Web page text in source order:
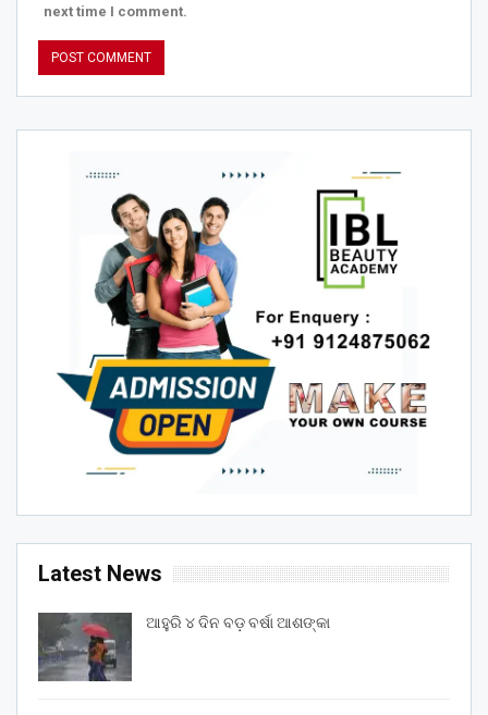
next time I comment.
Latest News
ଆହୁରି ୪ ଦିନ ବଡ଼ ବର୍ଷା ଆଶଙ୍କା